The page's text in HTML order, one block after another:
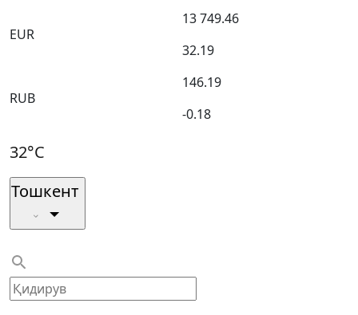
EUR
13 749.46
32.19
RUB
146.19
-0.18
32°C
Тошкент